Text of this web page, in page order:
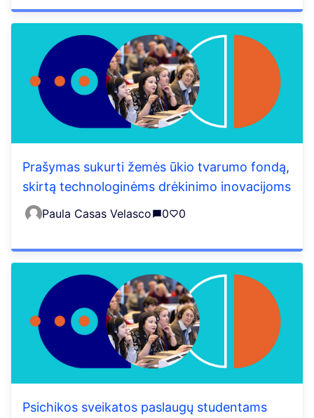
Prašymas sukurti žemės ūkio tvarumo fondą,
skirtą technologinėms drėkinimo inovacijoms
Paula Casas Velasco 0 0
Psichikos sveikatos paslaugų studentams